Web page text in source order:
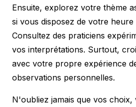
Ensuite, explorez votre thème
si vous disposez de votre heure
Consultez des praticiens
vos interprétations. Surtout,
avec votre propre expérience
observations personnelles.
N'oubliez jamais que vos